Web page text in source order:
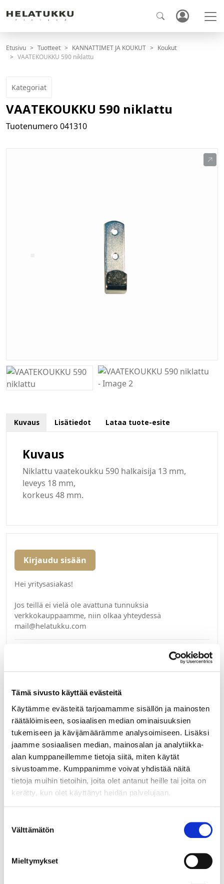
Tämä sivusto käyttää evästeitä
Käytämme evästeitä tarjoamamme sisällön ja mainosten
räätälöimiseen, sosiaalisen median ominaisuuksien
tukemiseen ja kävijämäärämme analysoimiseen. Lisäksi
jaamme sosiaalisen median, mainosalan ja analytiikka-
alan kumppaneillemme tietoja siitä, miten käytät
sivustoamme. Kumppanimme voivat yhdistää näitä
tietoja muihin tietoihin, joita olet antanut heille tai joita on
kerätty, kun olet käyttänyt heidän palvelujaan.
valinta
Välttämätön
Mieltymykset
Etusivu Tuotteet KANNATTIMET JA KOUKUT
Koukut
VAATEKOUKKU 590 niklattu
Kategoriat
VAATEKOUKKU 590 niklattu
Tuotenumero 041310
Kuvaus Lisätiedot Lataa tuote-esite
Kuvaus
Niklattu vaatekoukku 590 halkaisija 13 mm,
leveys 18 mm,
korkeus 48 mm.
Kirjaudu sisään
Hei yritysasiakas!
Jos teillä ei vielä ole avattuna tunnuksia
verkkokauppaamme, niin olkaa yhteydessä
mail@helatukku.com
kpl